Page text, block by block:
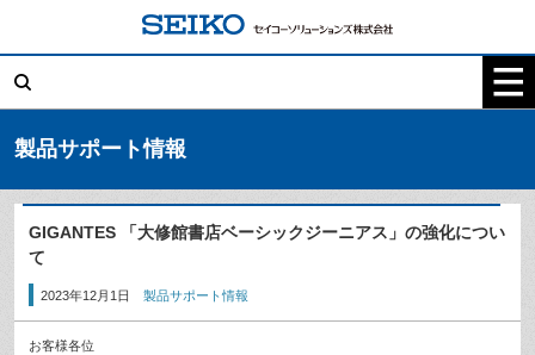
索:
製品サポート情報
GIGANTES 「大修館書店ベーシックジーニアス」の強化につい
て
2023年12月1日 製品サポート情報
お客様各位